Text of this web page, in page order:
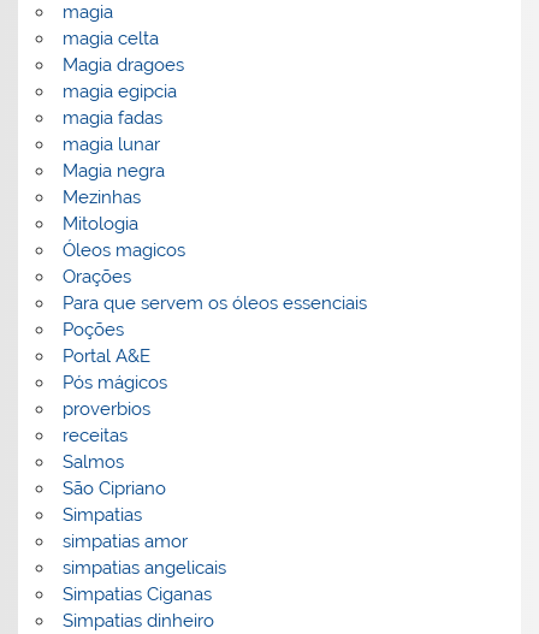
magia
magia celta
Magia dragoes
magia egipcia
magia fadas
magia lunar
Magia negra
Mezinhas
Mitologia
Óleos magicos
Orações
Para que servem os óleos essenciais
Poções
Portal A&E
Pós mágicos
proverbios
receitas
Salmos
São Cipriano
Simpatias
simpatias amor
simpatias angelicais
Simpatias Ciganas
Simpatias dinheiro